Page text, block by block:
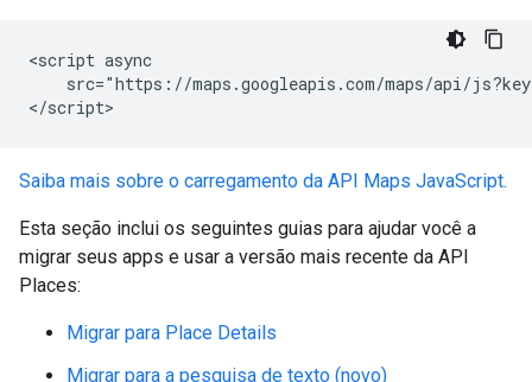
<script async
src="https://maps.googleapis.com/maps/api/
</script>
Saiba mais sobre o carregamento da API Maps JavaScript.
Esta seção inclui os seguintes guias para ajudar você a
migrar seus apps e usar a versão mais recente da API
Places:
Migrar para Place Details
Migrar para a pesquisa de texto (novo)